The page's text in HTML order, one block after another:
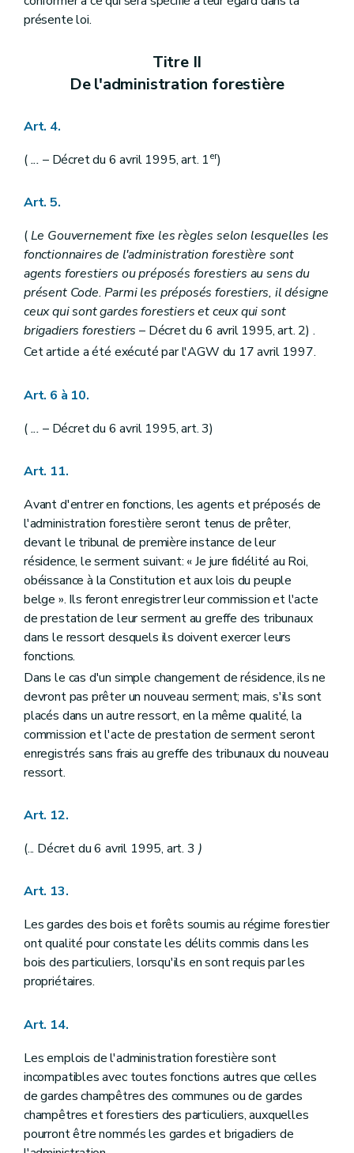
Art. 82
Art. 83
Art. 85
Section 2
Art. 89
Art. 93
Art. 94
Art. 95
Art. 96
Art. 97
Art. 98
Art. 99
Art. 100
Art. 101
Art. 103
Art. 105
Art. 108
Art. 110
Art. 111
Art. 112
Art. 113
Art. 114
Art. 115
Art. 116
Art. 117
Art. 118
Art. 119
Titre XI
De la poursuite des délits
Art. 120
Art. 121
Art. 122
Art. 123
Art. 124
Art. 125
Art. 129
Art. 131
Art. 134
Art. 136
Art. 137
Art. 138
Art. 139
Art. 140
Art. 143
Art. 145
Art. 146
Art. 147
Section 2 De l'exécution des jugements
Art. 148
Art. 149
Art. 150
présente loi.
Titre II
De l'administration forestière
Art. 4.
(... – Décret du 6 avril 1995, art. 1er)
Art. 5.
(Le Gouvernement fixe les règles selon lesquelles les
fonctionnaires de l'administration forestière sont
agents forestiers ou préposés forestiers au sens du
présent Code. Parmi les préposés forestiers, il désigne
ceux qui sont gardes forestiers et ceux qui sont
brigadiers forestiers – Décret du 6 avril 1995, art. 2) .
Cet article a été exécuté par l'AGW du 17 avril 1997.
Art. 6 à 10.
(... – Décret du 6 avril 1995, art. 3)
Art. 11.
Avant d'entrer en fonctions, les agents et préposés de
l'administration forestière seront tenus de prêter,
devant le tribunal de première instance de leur
résidence, le serment suivant: « Je jure fidélité au Roi,
obéissance à la Constitution et aux lois du peuple
belge ». Ils feront enregistrer leur commission et l'acte
de prestation de leur serment au greffe des tribunaux
dans le ressort desquels ils doivent exercer leurs
fonctions.
Dans le cas d'un simple changement de résidence, ils ne
devront pas prêter un nouveau serment; mais, s'ils sont
placés dans un autre ressort, en la même qualité, la
commission et l'acte de prestation de serment seront
enregistrés sans frais au greffe des tribunaux du nouveau
ressort.
Art. 12.
(... Décret du 6 avril 1995, art. 3 )
Art. 13.
Les gardes des bois et forêts soumis au régime forestier
ont qualité pour constate les délits commis dans les
bois des particuliers, lorsqu'ils en sont requis par les
propriétaires.
Art. 14.
Les emplois de l'administration forestière sont
incompatibles avec toutes fonctions autres que celles
de gardes champêtres des communes ou de gardes
champêtres et forestiers des particuliers, auxquelles
pourront être nommés les gardes et brigadiers de